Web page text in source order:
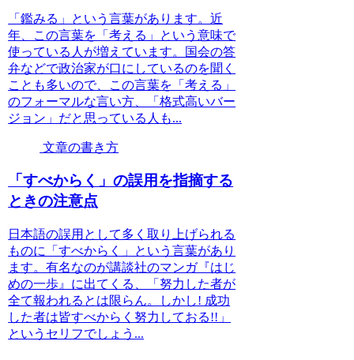
「鑑みる」という言葉があります。近
年、この言葉を「考える」という意味で
使っている人が増えています。国会の答
弁などで政治家が口にしているのを聞く
ことも多いので、この言葉を「考える」
のフォーマルな言い方、「格式高いバー
ジョン」だと思っている人も...
文章の書き方
「すべからく」の誤用を指摘する
ときの注意点
日本語の誤用として多く取り上げられる
ものに「すべからく」という言葉があり
ます。有名なのが講談社のマンガ『はじ
めの一歩』に出てくる、「努力した者が
全て報われるとは限らん。しかし! 成功
した者は皆すべからく努力しておる!!」
というセリフでしょう...